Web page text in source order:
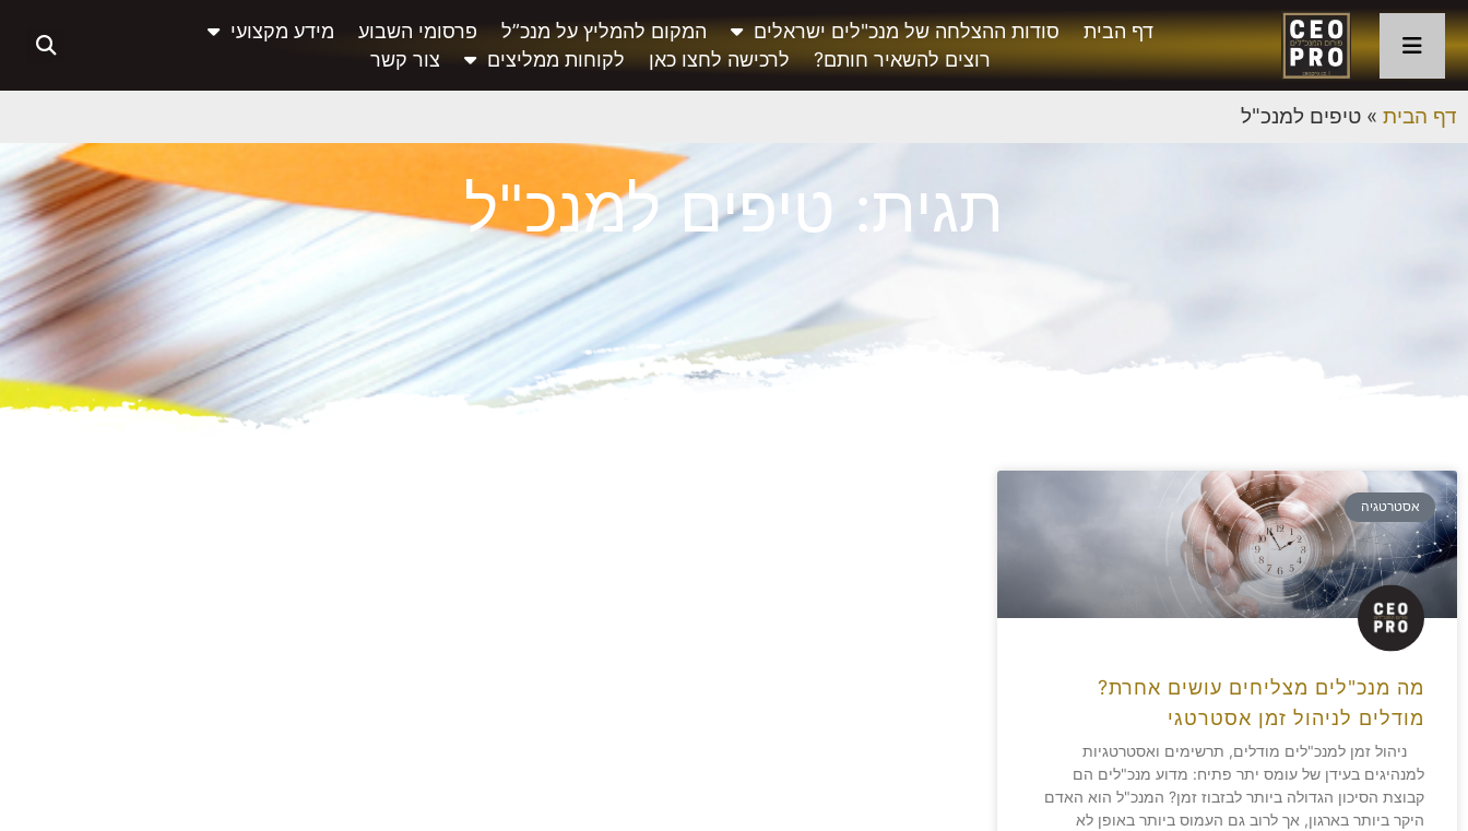
דף הבית סודות ההצלחה של מנכ"לים ישראלים המקום להמליץ על מנכ”ל פרסומי השבוע
מידע מקצועי
רוצים להשאיר חותם?
לרכישה לחצו כאן לקוחות ממליצים צור קשר
דף הבית » טיפים למנכ"ל
תגית: טיפים למנכ"ל
אסטרטגיה
מה מנכ"לים מצליחים עושים אחרת?
מודלים לניהול זמן אסטרטגי
ניהול זמן למנכ"לים מודלים, תרשימים ואסטרטגיות
למנהיגים בעידן של עומס יתר פתיח: מדוע מנכ"לים הם
קבוצת הסיכון הגדולה ביותר לבזבוז זמן? המנכ"ל הוא האדם
היקר ביותר בארגון, אך לרוב גם העמוס ביותר באופן לא